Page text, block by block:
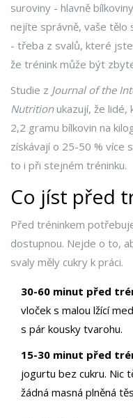
suroviny - hlavně
nejíte správně, vaše
- třeba z svalů, které
že trénink může být
Studie z Journal of the
Nutritionukazují, že lidé,
2,2 gramu bílkovin na
získávají o 25-50 % více
to i při stejném tréninku.
Co jíst před
Před tréninkem
dostupnou. Nejde o to,
svaly měly cukry k práci.
30-60 minut před
vloček s malou lžící
s pár kousky tvarohu.
15-30 minut před
jogurtu bez cukru. Nic
žádná masná plněná